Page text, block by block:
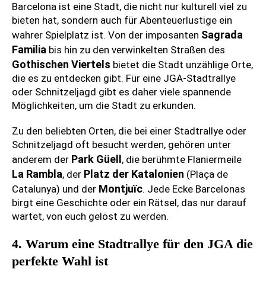
Barcelona ist eine Stadt, die nicht nur kulturell viel zu
bieten hat, sondern auch für Abenteuerlustige ein
wahrer Spielplatz ist. Von der imposanten Sagrada
Familia bis hin zu den verwinkelten Straßen des
Gothischen Viertels bietet die Stadt unzählige Orte,
die es zu entdecken gibt. Für eine JGA-Stadtrallye
oder Schnitzeljagd gibt es daher viele spannende
Möglichkeiten, um die Stadt zu erkunden.
Zu den beliebten Orten, die bei einer Stadtrallye oder
Schnitzeljagd oft besucht werden, gehören unter
anderem der Park Güell , die berühmte Flaniermeile
La Rambla, der Platz der Katalonien (Plaça de
Catalunya) und der Montjuïc. Jede Ecke Barcelonas
birgt eine Geschichte oder ein Rätsel, das nur darauf
wartet, von euch gelöst zu werden.
4. Warum eine Stadtrallye für den JGA die
perfekte Wahl ist